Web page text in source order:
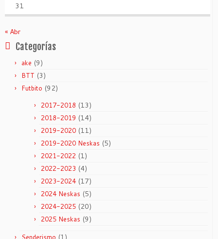
31
« Abr
Categorías
ake (9)
BTT (3)
Futbito (92)
2017-2018 (13)
2018-2019 (14)
2019-2020 (11)
2019-2020 Neskas (5)
2021-2022 (1)
2022-2023 (4)
2023-2024 (17)
2024 Neskas (5)
2024-2025 (20)
2025 Neskas (9)
Senderismo (1)